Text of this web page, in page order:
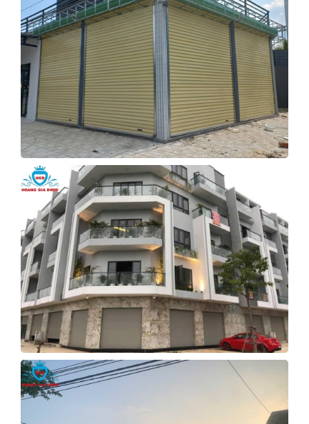
LẮP CỬA CUỐN SHOP QUẢNG
NGÃI
Xem Tiếp
CỬA CUỐN CHUNG CƯ QUẢNG
NGÃI
Xem Tiếp